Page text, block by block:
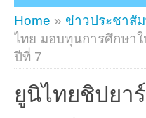
Home » ข่าวประชาสั
ไทย มอบทุนการศึกษา
ปีที่ 7
ยูนิไทยชิปยา